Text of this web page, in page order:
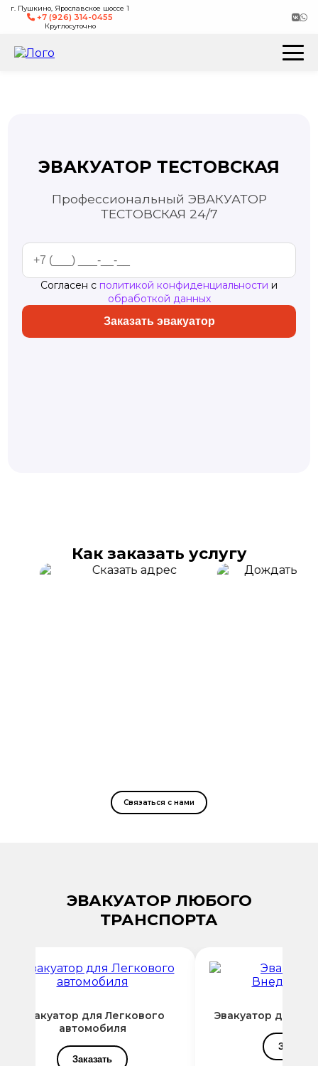
г. Пушкино, Ярославское шоссе 1
+7 (926) 314-0455
Круглосуточно
ЭВАКУАТОР ТЕСТОВСКАЯ
Профессиональный ЭВАКУАТОР
ТЕСТОВСКАЯ 24/7
Согласен с политикой конфиденциальности и
обработкой данных
Заказать эвакуатор
Как заказать услугу
Связаться с нами
ЭВАКУАТОР ЛЮБОГО
ТРАНСПОРТА
Эвакуатор для Легкового
автомобиля
Заказать
Эвакуатор для
Заказать